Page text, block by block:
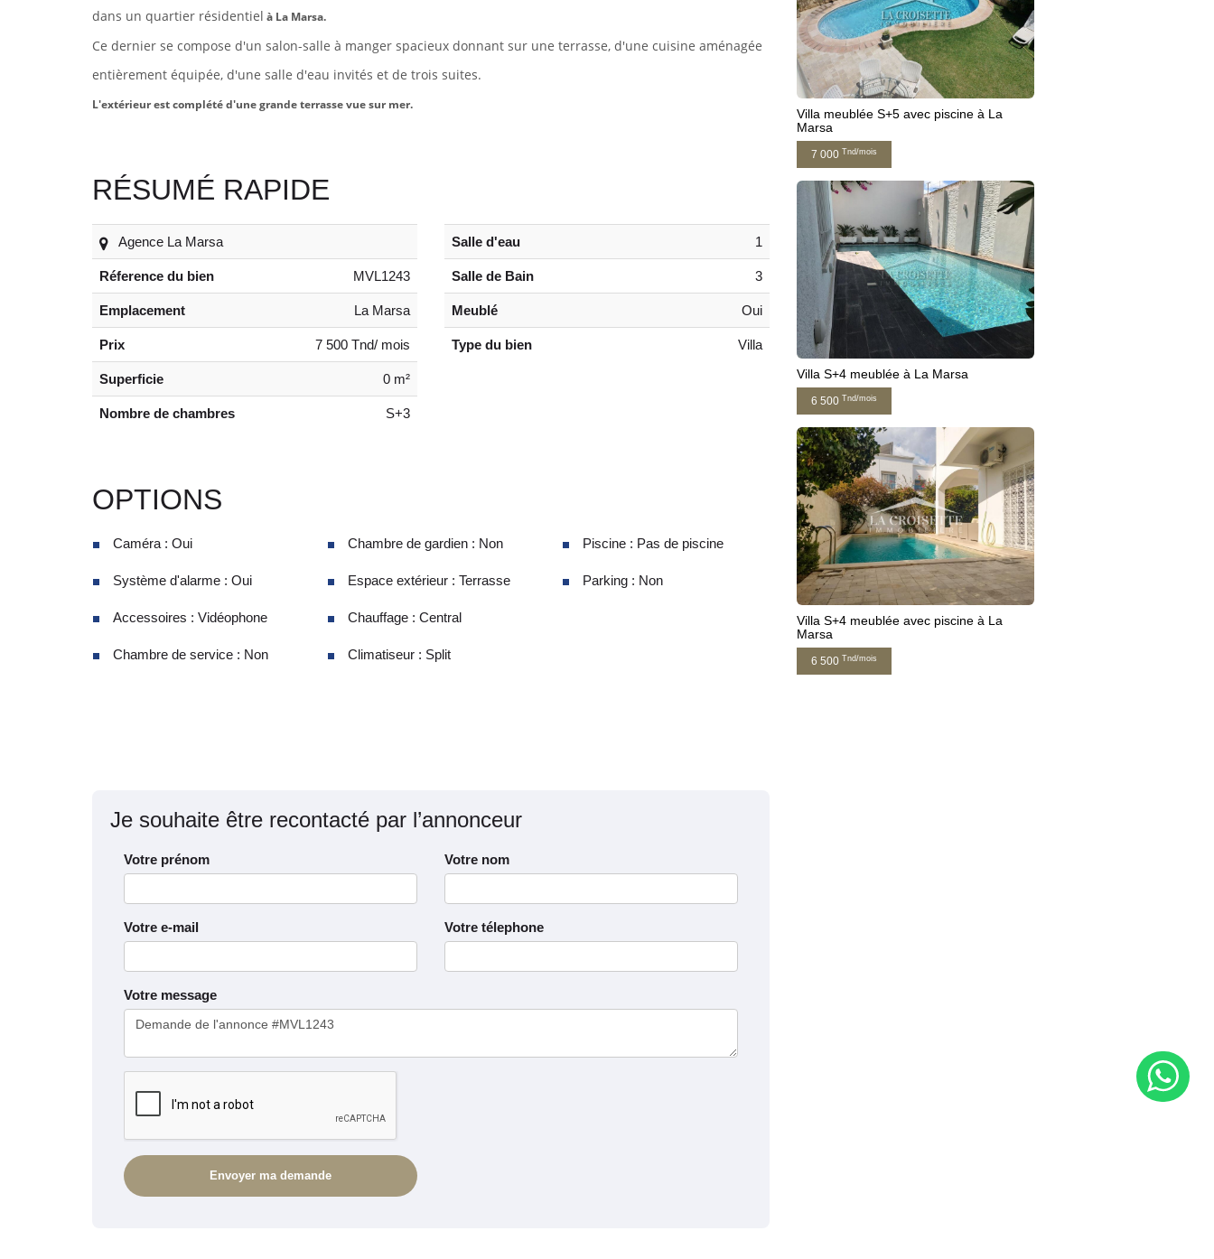
dans un quartier résidentiel à La Marsa.
Ce dernier se compose d'un salon-salle à manger spacieux donnant sur une terrasse, d'une cuisine aménagée
entièrement équipée, d'une salle d'eau invités et de trois suites.
L'extérieur est complété d'une grande terrasse vue sur mer.
RÉSUMÉ RAPIDE
Agence La Marsa
Réference du bien MVL1243
Emplacement La Marsa
Prix 7 500 Tnd/ mois
Superficie 0 m²
Nombre de chambres S+3
Salle d'eau 1
Salle de Bain 3
Meublé Oui
Type du bien Villa
OPTIONS
Caméra : Oui
Système d'alarme : Oui
Accessoires : Vidéophone
Chambre de service : Non
Chambre de gardien : Non
Espace extérieur : Terrasse
Chauffage : Central
Climatiseur : Split
Piscine : Pas de piscine
Parking : Non
Je souhaite être recontacté par l’annonceur
Votre prénom Votre nom
Votre e-mail Votre télephone
Votre message
Villa meublée S+5 avec piscine à La
Marsa
7 000 Tnd/mois
Villa S+4 meublée à La Marsa
6 500 Tnd/mois
Villa S+4 meublée avec piscine à La
Marsa
6 500 Tnd/mois